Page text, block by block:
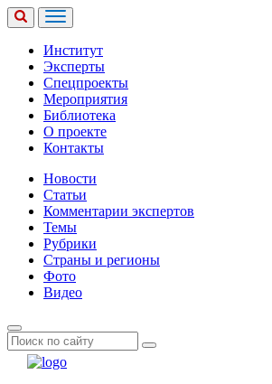
Институт
Эксперты
Спецпроекты
Мероприятия
Библиотека
О проекте
Контакты
Новости
Статьи
Комментарии экспертов
Темы
Рубрики
Страны и регионы
Фото
Видео